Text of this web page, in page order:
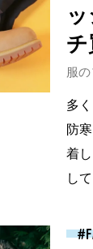
チ
服
多
防
着
し